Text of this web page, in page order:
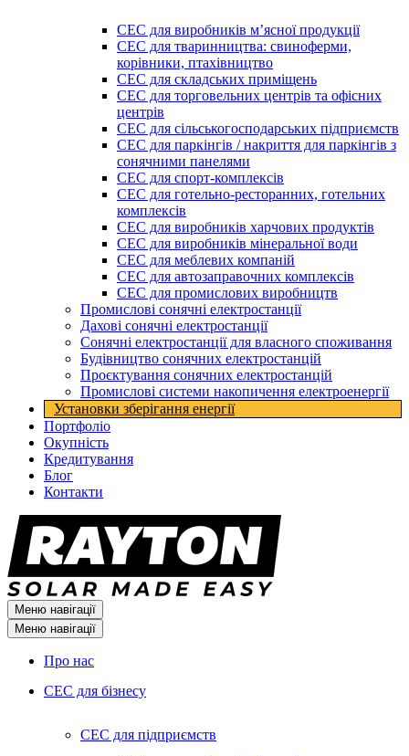
СЕС для виробників мʼясної продукції
СЕС для тваринництва: свиноферми,
корівники, птахівництво
СЕС для складських приміщень
СЕС для торговельних центрів та офісних
центрів
СЕС для сільськогосподарських підприємств
СЕС для паркінгів / накриття для паркінгів з
сонячними панелями
СЕС для спорт-комплексів
СЕС для готельно-ресторанних, готельних
комплексів
СЕС для виробників харчових продуктів
СЕС для виробників мінеральної води
СЕС для меблевих компаній
СЕС для автозаправочних комплексів
СЕС для промислових виробництв
Промислові сонячні електростанції
Дахові сонячні електростанції
Сонячні електростанції для власного споживання
Будівництво сонячних електростанцій
Проєктування сонячних електростанцій
Промислові системи накопичення електроенергії
Установки зберігання енергії​
Портфоліо
Окупність
Кредитування
Блог
Контакти
Меню навігації
Меню навігації
Про нас
СЕС для бізнесу
СЕС для підприємств